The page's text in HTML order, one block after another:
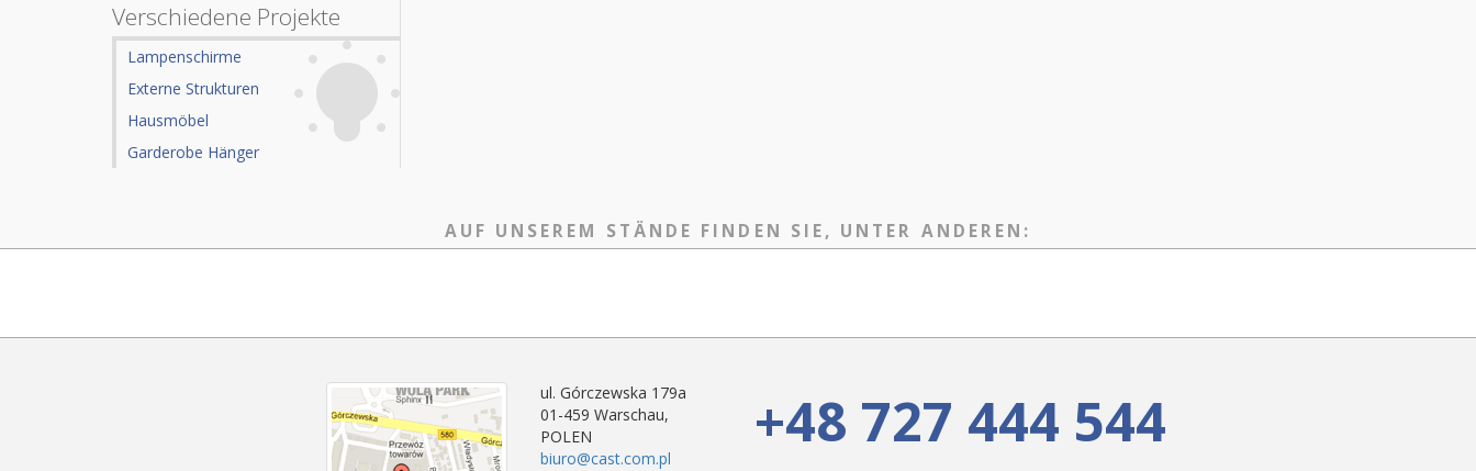
Verschiedene Projekte
Lampenschirme
Externe Strukturen
Hausmöbel
Garderobe Hänger
AUF UNSEREM STÄNDE FINDEN SIE, UNTER ANDEREN:
ul. Górczewska 179a
01-459 Warschau,
POLEN
biuro@cast.com.pl
+48 727 444 544